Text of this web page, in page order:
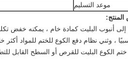
موعد التسليم
إلى أنبوب البليت كمادة خام ، يمكنه خفض
، وثني نظام دفع الكوع للختم للمواد
ختم الكوع البليت للقرص أو السطح القابل